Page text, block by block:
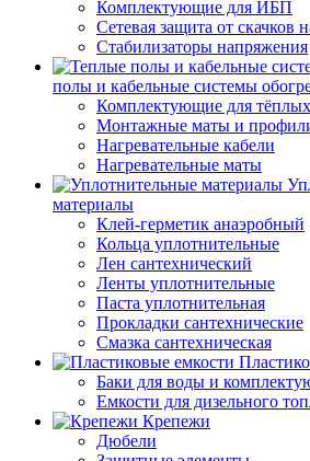
Комплектующие для ИБП
Сетевая защита от скачков
Стабилизаторы напряжения
полы и кабельные системы
Комплектующие для
Монтажные маты и
Нагревательные кабели
Нагревательные маты
материалы
Клей-герметик анаэробный
Кольца уплотнительные
Лен сантехнический
Ленты уплотнительные
Паста уплотнительная
Прокладки сантехнические
Смазка сантехническая
Баки для воды и
Емкости для дизельного
Крепежи
Дюбели